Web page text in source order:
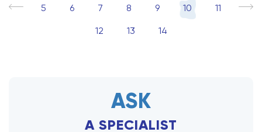
5 6 7 8 9 10 11
12 13 14
ASK
A SPECIALIST